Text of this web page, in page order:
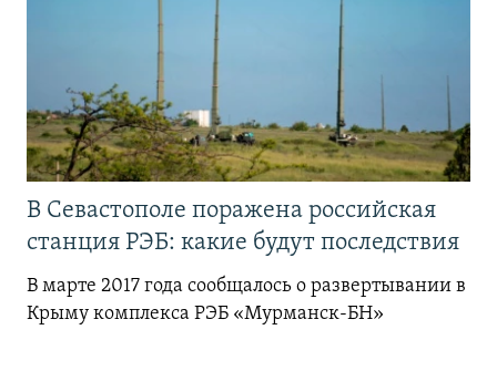
В Севастополе поражена российская
станция РЭБ: какие будут последствия
В марте 2017 года сообщалось о развертывании в
Крыму комплекса РЭБ «Мурманск-БН»